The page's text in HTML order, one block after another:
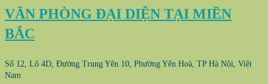
VĂN PHÒNG ĐẠI DIỆN TẠI MIỀN
BẮC
Số 12, Lô 4D, Đường Trung Yên 10, Phường Yên Hoà, TP Hà Nội, Việt
Nam